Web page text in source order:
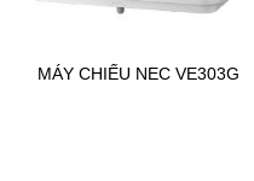
MÁY CHIẾU NEC VE303G